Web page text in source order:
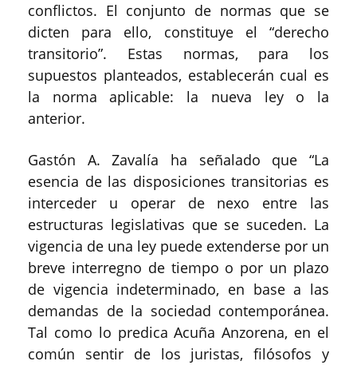
conflictos. El conjunto de normas que se
dicten para ello, constituye el “derecho
transitorio”. Estas normas, para los
supuestos planteados, establecerán cual es
la norma aplicable: la nueva ley o la
anterior.
Gastón A.Zavalía ha señalado que“La
esencia de las disposiciones transitorias es
interceder u operar de nexo entre las
estructuras legislativas que se suceden. La
vigencia de una ley puede extenderse por un
breve interregno de tiempo o por un plazo
de vigencia indeterminado, en base a las
demandas de la sociedad contemporánea.
Tal como lo predica Acuña Anzorena, en el
común sentir de los juristas, filósofos y